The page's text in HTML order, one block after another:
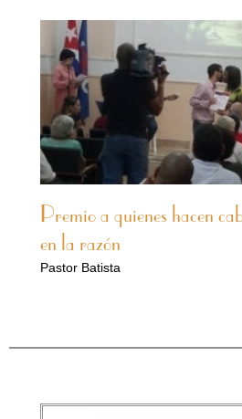
Premio a quienes hacen
en la razón
Pastor Batista